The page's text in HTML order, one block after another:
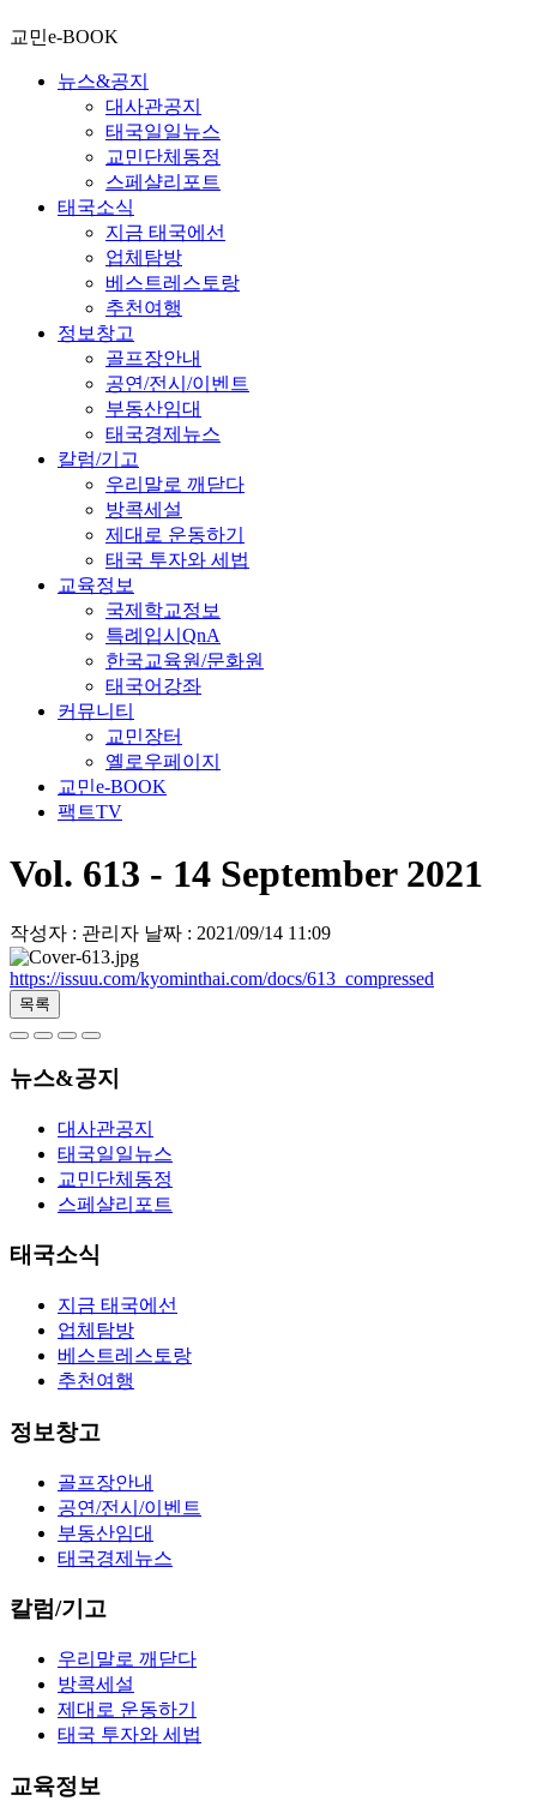
교민e-BOOK
뉴스&공지
대사관공지
태국일일뉴스
교민단체동정
스페샬리포트
태국소식
지금 태국에선
업체탐방
베스트레스토랑
추천여행
정보창고
골프장안내
공연/전시/이벤트
부동산임대
태국경제뉴스
칼럼/기고
우리말로 깨닫다
방콕세설
제대로 운동하기
태국 투자와 세법
교육정보
국제학교정보
특례입시QnA
한국교육원/문화원
태국어강좌
커뮤니티
교민장터
옐로우페이지
교민e-BOOK
팩트TV
Vol. 613 - 14 September 2021
작성자 : 관리자 날짜 : 2021/09/14 11:09
https://issuu.com/kyominthai.com/docs/613_compressed
목록
뉴스&공지
대사관공지
태국일일뉴스
교민단체동정
스페샬리포트
태국소식
지금 태국에선
업체탐방
베스트레스토랑
추천여행
정보창고
골프장안내
공연/전시/이벤트
부동산임대
태국경제뉴스
칼럼/기고
우리말로 깨닫다
방콕세설
제대로 운동하기
태국 투자와 세법
교육정보